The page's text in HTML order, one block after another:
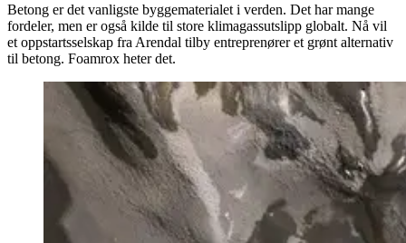
Betong er det vanligste byggematerialet i verden. Det har mange
fordeler, men er også kilde til store klimagassutslipp globalt. Nå vil
et oppstartsselskap fra Arendal tilby entreprenører et grønt alternativ
til betong. Foamrox heter det.